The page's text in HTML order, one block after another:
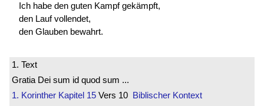
Ich habe den guten Kampf gekämpft,
den Lauf vollendet,
den Glauben bewahrt.
1. Text
Gratia Dei sum id quod sum ...
1. Korinther Kapitel 15 Vers 10 Biblischer Kontext